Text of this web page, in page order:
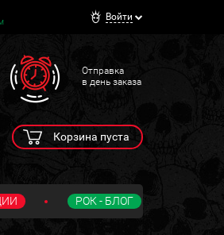
Войти
Отправка
в день заказа
Корзина пуста
РОК - БЛОГ